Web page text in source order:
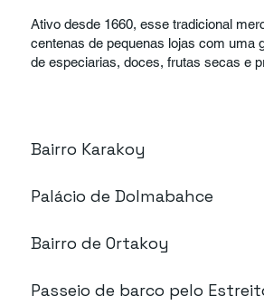
Ativo desde 1660, esse tradicional
centenas de pequenas lojas com uma
de especiarias, doces, frutas secas e
Bairro Karakoy
Palácio de Dolmabahce
Bairro de Ortakoy
Passeio de barco pelo